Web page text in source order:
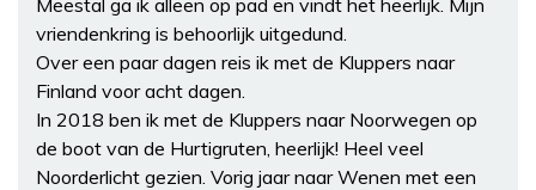
vriendenkring is behoorlijk uitgedund.
Over een paar dagen reis ik met de Kluppers naar
Finland voor acht dagen.
In 2018 ben ik met de Kluppers naar Noorwegen op
de boot van de Hurtigruten, heerlijk! Heel veel
Noorderlicht gezien. Vorig jaar naar Wenen met een